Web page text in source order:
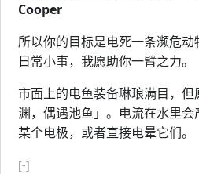
Cooper
所以你的目标是电死一条濒危
日常小事，我愿助你一臂之力。
市面上的电鱼装备琳琅满目，
渊，偶遇池鱼」。电流在水里
某个电极，或者直接电晕它们。
[-]